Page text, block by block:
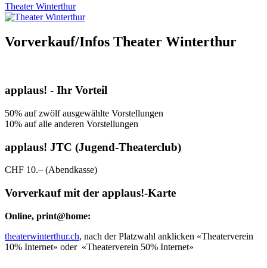
Theater Winterthur
Vorverkauf/Infos Theater Winterthur
applaus! - Ihr Vorteil
50% auf zwölf ausgewählte Vorstellungen
10% auf alle anderen Vorstellungen
applaus! JTC (Jugend-Theaterclub)
CHF 10.– (Abendkasse)
Vorverkauf mit der applaus!-Karte
Online, print@home:
theaterwinterthur.ch, nach der Platzwahl anklicken «Theaterverein
10% Internet» oder «Theaterverein 50% Internet»